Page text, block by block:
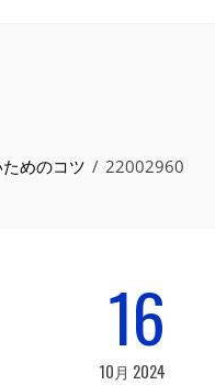
めのコツ
22002960
16
10月 2024